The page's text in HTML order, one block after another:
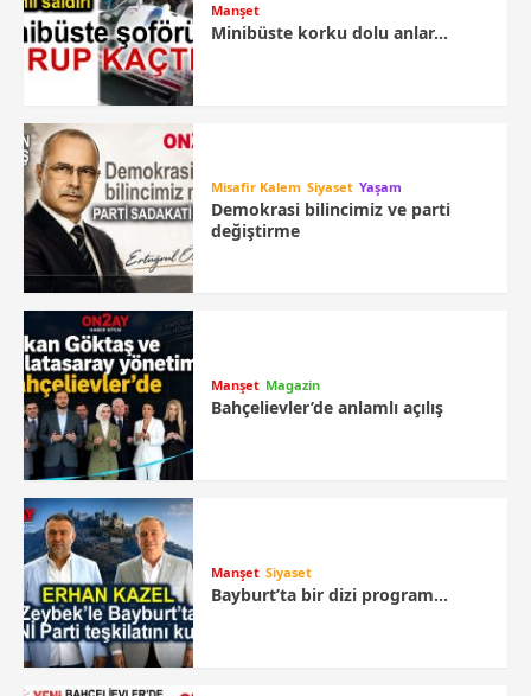
Manşet
Minibüste korku dolu anlar…
Misafir Kalem Siyaset Yaşam
Demokrasi bilincimiz ve parti
değiştirme
Manşet Magazin
Bahçelievler’de anlamlı açılış
Manşet Siyaset
Bayburt’ta bir dizi program…